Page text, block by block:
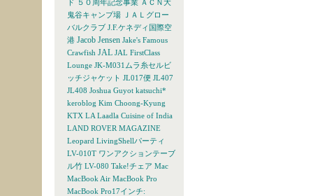
ド ５０周年記念事業 ＡＣＮ大
鬼谷キャンプ場
ＪＡＬグロー
バルクラブ J.F.ケネディ国際空
港 Jacob Jensen Jake's Famous
Crawfish JAL JAL FirstClass
Lounge JK-M031ムラ糸セルビ
ッチジャケット JL017便 JL407
JL408 Joshua Guyot katsuchi*
keroblog Kim Choong-Kyung
KTX LA Laadla Cuisine of India
LAND ROVER MAGAZINE
Leopard LivingShellパーティ
LV-010T ワンアクションテーブ
ル竹 LV-080 Take!チェア Mac
MacBook Air MacBook Pro
MacBook Pro17インチ: